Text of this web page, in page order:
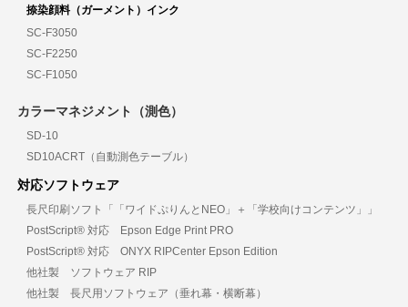
捺染顔料（ガーメント）インク
SC-F3050
SC-F2250
SC-F1050
カラーマネジメント（測色）
SD-10
SD10ACRT（自動測色テーブル）
対応ソフトウェア
長尺印刷ソフト「「ワイドぷりんとNEO」＋「学校向けコンテンツ」」
PostScript® 対応 Epson Edge Print PRO
PostScript® 対応 ONYX RIPCenter Epson Edition
他社製 ソフトウェア RIP
他社製 長尺用ソフトウェア（垂れ幕・横断幕）